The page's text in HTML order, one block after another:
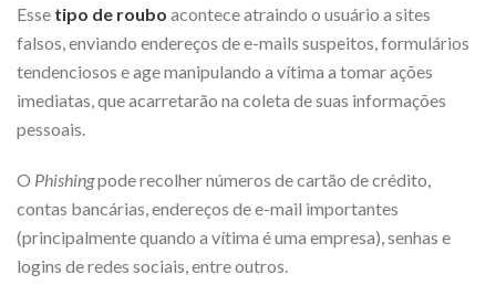
Esse tipo de roubo acontece atraindo o usuário a sites
falsos, enviando endereços de e-mails suspeitos, formulários
tendenciosos e age manipulando a vítima a tomar ações
imediatas, que acarretarão na coleta de suas informações
pessoais.
O Phishingpode recolher números de cartão de crédito,
contas bancárias, endereços de e-mail importantes
(principalmente quando a vítima é uma empresa), senhas e
logins de redes sociais, entre outros.